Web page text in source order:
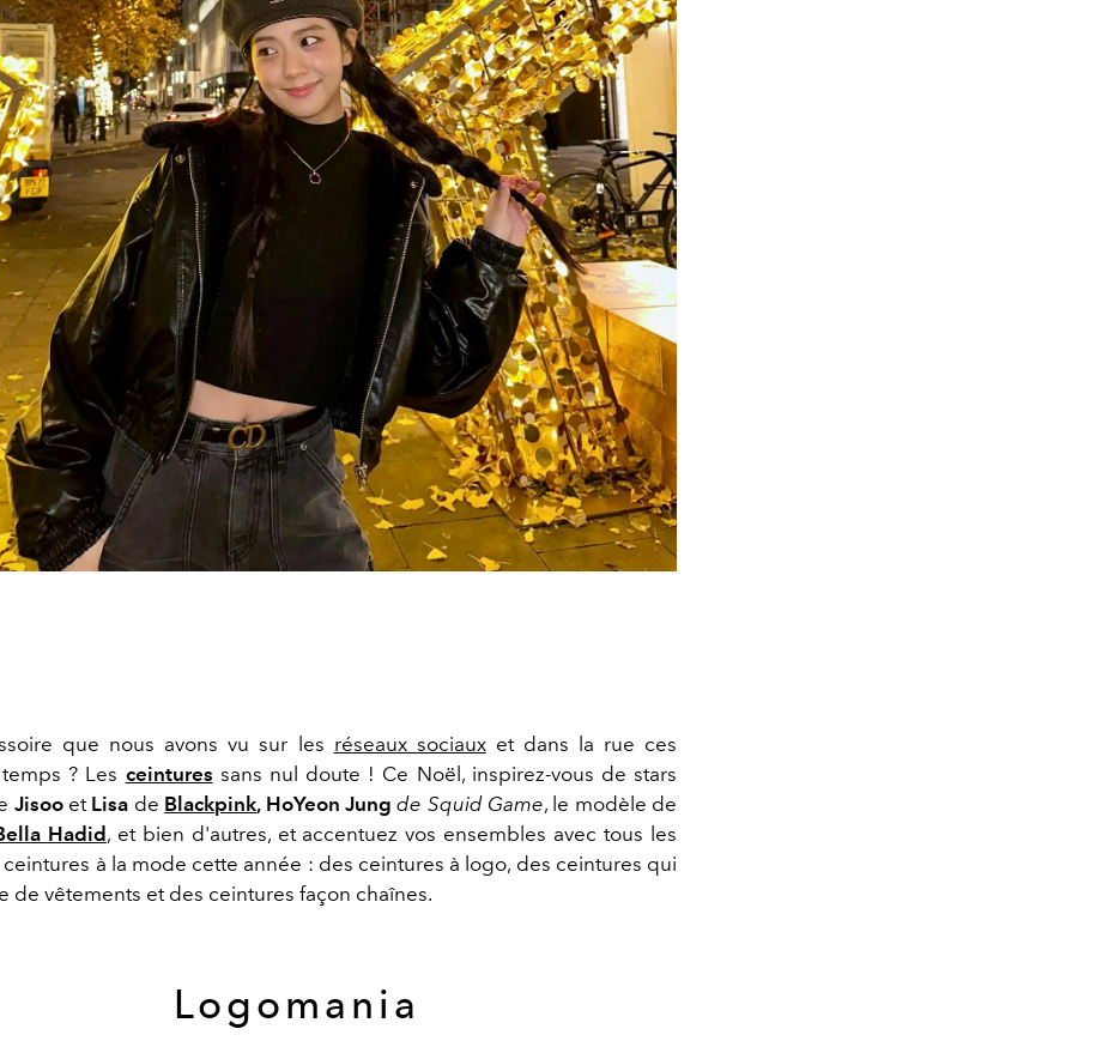
que nous avons vu sur les réseaux sociauxet dans la rue ces
? Les ceintures sans nul doute ! Ce Noël, inspirez-vous de stars
Jisooet Lisa de Blackpink, HoYeon Jung de Squid Game, le modèle de
Hadid, et bien d'autres, et accentuez vos ensembles avec tous les
à la mode cette année : des ceintures à logo, des ceintures qui
de vêtements et des ceintures façon chaînes.
Logomania